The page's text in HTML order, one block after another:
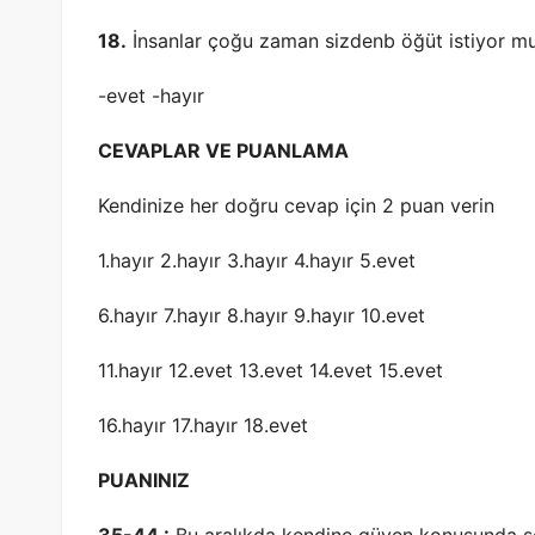
18. İnsanlar çoğu zaman sizdenb öğüt istiyor
-evet -hayır
CEVAPLAR VE PUANLAMA
Kendinize her doğru cevap için 2 puan verin
1.hayır 2.hayır 3.hayır 4.hayır 5.evet
6.hayır 7.hayır 8.hayır 9.hayır 10.evet
11.hayır 12.evet 13.evet 14.evet 15.evet
16.hayır 17.hayır 18.evet
PUANINIZ